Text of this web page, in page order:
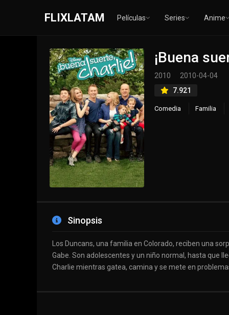
FLIXLATAM Películas Series Anime
¡Buena
2010
2010-04-04
7.921
Comedia Familia
Sinopsis
Los Duncans, una familia en Colorado, reciben una
Gabe. Son adolescentes y un niño normal, hasta que
Charlie mientras gatea, camina y se mete en